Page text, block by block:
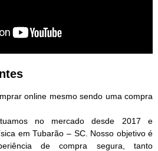
online mesmo sendo uma compra
no mercado desde 2017 e
em Tubarão – SC. Nosso objetivo é
de compra segura, tanto